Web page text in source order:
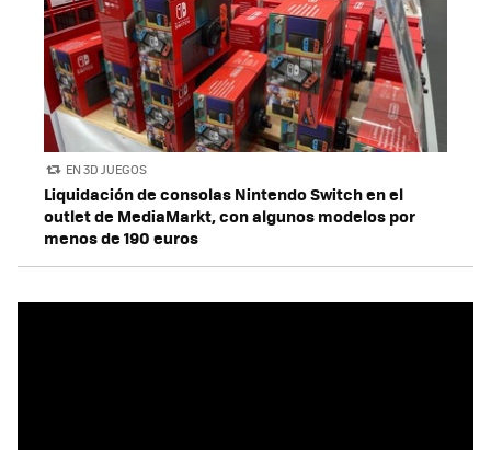
EN 3D JUEGOS
Liquidación de consolas Nintendo Switch en el
outlet de MediaMarkt, con algunos modelos por
menos de 190 euros